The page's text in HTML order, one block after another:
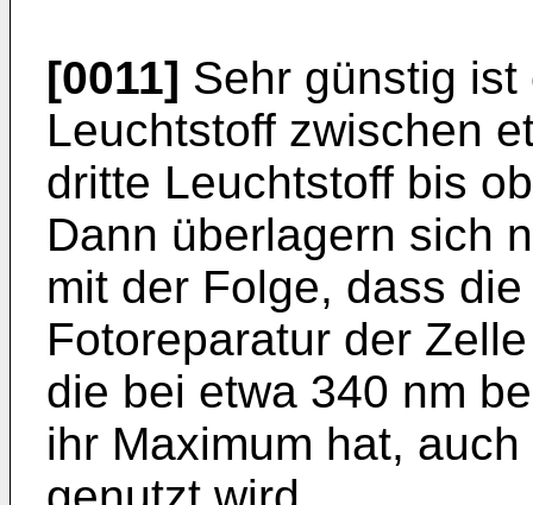
[0011] Sehr günstig
Leuchtstoff zwischen
dritte Leuchtstoff bis
Dann überlagern sich
mit der Folge, dass
Fotoreparatur der
die bei etwa 340 nm
ihr Maximum hat,